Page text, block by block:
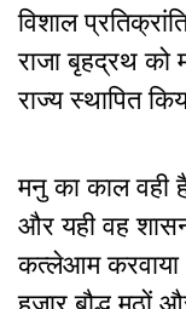
विशाल
राजा बृहद्रथ को
राज्य स्थापित
मनु का काल वही
और यही वह
कत्लेआम करवाया